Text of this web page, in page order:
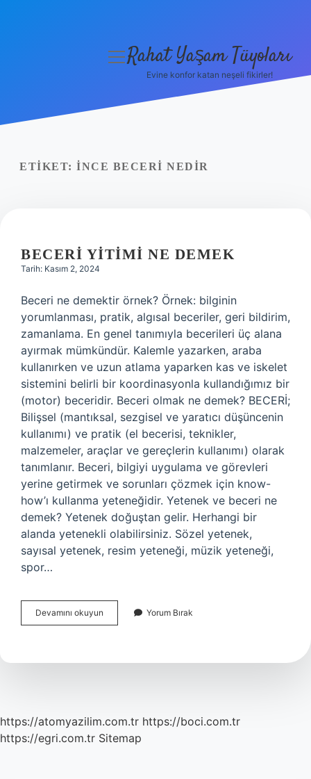
Yasal Uyarı
menüyü
Rahat Yaşam Tüyoları
Evine konfor katan neşeli fikirler!
ETIKET: İNCE BECERI NEDIR
BECERI YITIMI NE DEMEK
Tarih: Kasım 2, 2024
Beceri ne demektir örnek? Örnek: bilginin
yorumlanması, pratik, algısal beceriler, geri bildirim,
zamanlama. En genel tanımıyla becerileri üç alana
ayırmak mümkündür. Kalemle yazarken, araba
kullanırken ve uzun atlama yaparken kas ve iskelet
sistemini belirli bir koordinasyonla kullandığımız bir
(motor) beceridir. Beceri olmak ne demek? BECERİ;
Bilişsel (mantıksal, sezgisel ve yaratıcı düşüncenin
kullanımı) ve pratik (el becerisi, teknikler,
malzemeler, araçlar ve gereçlerin kullanımı) olarak
tanımlanır. Beceri, bilgiyi uygulama ve görevleri
yerine getirmek ve sorunları çözmek için know-
how’ı kullanma yeteneğidir. Yetenek ve beceri ne
demek? Yetenek doğuştan gelir. Herhangi bir
alanda yetenekli olabilirsiniz. Sözel yetenek,
sayısal yetenek, resim yeteneği, müzik yeteneği,
spor…
Devamını okuyun
Yitimi
Yorum Bırak
https://atomyazilim.com.tr https://boci.com.tr
https://egri.com.tr Sitemap